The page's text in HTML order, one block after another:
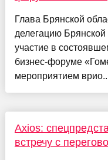
Глава Брянской
делегацию Брянской
участие в
бизнес-форуме
мероприятием
Axios:
встречу с